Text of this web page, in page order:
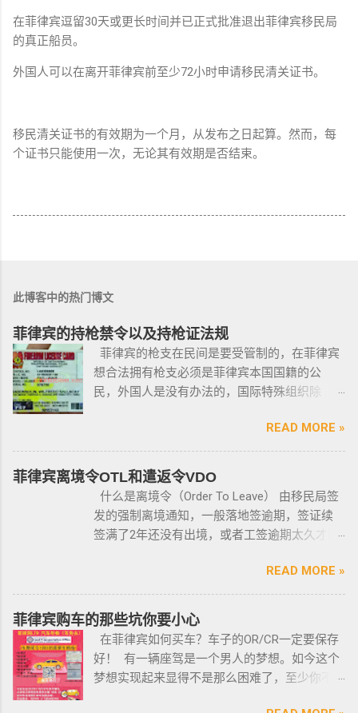
在菲律宾逗留30天或更长时间并已正式批准退出菲律宾移民局
的真正船员。
外国人可以在离开菲律宾前至少72小时申请移民清关证书。
移民清关证书的有效期为一个月，从发布之日起算。然而，每
个证书只能使用一次，无论其有效期是否结束。
此博客中的热门博文
菲律宾的持枪禁令以及持枪证法规
菲律宾的枪支在民间是要受管制的，在菲律宾
想合法拥有枪支必须是菲律宾本国国籍的公
民，外国人是没有办法的，国际特殊组织除
格，例如，枪支的所有权，由菲律宾国家警察
局的枪支和爆炸物部门监管，该部门先进行背
景调查，再向申请人发放枪支许可证，如果想
获得枪支，这个审核的过程是必不可少的。 在
菲律宾申请合法持有枪支，申请人必须年满21
岁，并且通过背景调查，才能获得持有执照。
申请过程还包括通过药物测试丶获得法庭许可
丶精神病学检查丶国家警察许可丶参加菲律宾
宾的相关法律，一些行业的从业人员如律师丶
菲律宾律师协会的成员丶注册会计师丶有资质
的媒体从业人员丶出纳丶银行柜员丶天主教神
父丶基督教牧师丶犹太教拉比丶伊斯兰教阿訇
READ MORE »
菲律宾离境令OTL和遣返令VDO
什么是离境令（Order To Leave） 由移民局签
发的强制离境通知，一般落地签逾期，签证续
签满了2年还没有出境，或者工签逾期太久才降
工签，47a(2)签证，降签之后，也是带离境令
的，移民局要求必须离境。 多数情况下，被发
离境令，只要在规定时间内离开菲律宾，是不
会上移民局黑名单的。想了解更多最新信息欢
迎联系和咨询我们，微信：BGC998 电报
@BGC998 Whats app：+63 912-0912-222 电
话：0912-0912-222 优先使用TG免验证，咨询
请主动告知咨询项目，菲律宾MAKATI 实体公
READ MORE »
菲律宾购车的那些坑你要小心
在菲律宾如何买车？车子的OR/CR一定要保存
好！ 有一辆座驾是一个男人的梦想。如今这个
梦想实现起来显得不是那么困难了，至少你不